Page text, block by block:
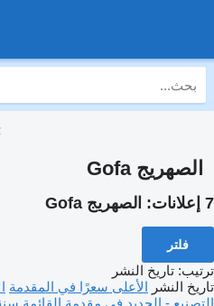
الصهريج Gofa
7 إعلانات: الصهريج Gofa
فلتر
ترتيب: تاريخ النشر
تاريخ النشر الأعلى سعرًا في المقدمة
التصنيع - الجديد في مقدمة القائمة